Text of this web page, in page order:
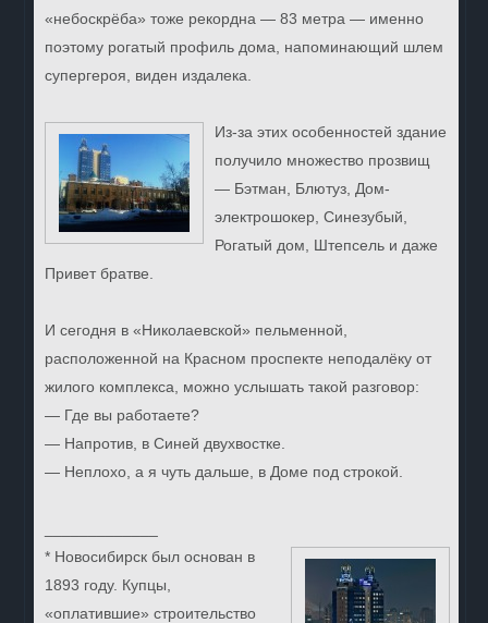
«небоскрёба» тоже рекордна — 83 метра — именно
поэтому рогатый профиль дома, напоминающий шлем
супергероя, виден издалека.
Из-за этих особенностей здание
получило множество прозвищ
— Бэтман, Блютуз, Дом-
электрошокер, Синезубый,
Рогатый дом, Штепсель и даже
Привет братве.
И сегодня в «Николаевской» пельменной,
расположенной на Красном проспекте неподалёку от
жилого комплекса, можно услышать такой разговор:
— Где вы работаете?
— Напротив, в Синей двухвостке.
— Неплохо, а я чуть дальше, в Доме под строкой.
* Новосибирск был основан в
1893 году. Купцы,
«оплатившие» строительство